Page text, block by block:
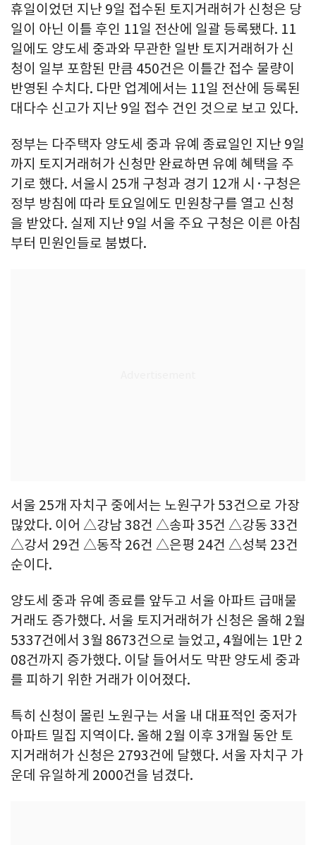
휴일이었던 지난 9일 접수된 토지거래허가 신청은 당
일이 아닌 이틀 후인 11일 전산에 일괄 등록됐다. 11
일에도 양도세 중과와 무관한 일반 토지거래허가 신
청이 일부 포함된 만큼 450건은 이틀간 접수 물량이
반영된 수치다. 다만 업계에서는 11일 전산에 등록된
대다수 신고가 지난 9일 접수 건인 것으로 보고 있다.
정부는 다주택자 양도세 중과 유예 종료일인 지난 9일
까지 토지거래허가 신청만 완료하면 유예 혜택을 주
기로 했다. 서울시 25개 구청과 경기 12개 시·구청은
정부 방침에 따라 토요일에도 민원창구를 열고 신청
을 받았다. 실제 지난 9일 서울 주요 구청은 이른 아침
부터 민원인들로 붐볐다.
서울 25개 자치구 중에서는 노원구가 53건으로 가장
많았다. 이어 △강남 38건 △송파 35건 △강동 33건
△강서 29건 △동작 26건 △은평 24건 △성북 23건
순이다.
양도세 중과 유예 종료를 앞두고 서울 아파트 급매물
거래도 증가했다. 서울 토지거래허가 신청은 올해 2월
5337건에서 3월 8673건으로 늘었고, 4월에는 1만 2
08건까지 증가했다. 이달 들어서도 막판 양도세 중과
를 피하기 위한 거래가 이어졌다.
특히 신청이 몰린 노원구는 서울 내 대표적인 중저가
아파트 밀집 지역이다. 올해 2월 이후 3개월 동안 토
지거래허가 신청은 2793건에 달했다. 서울 자치구 가
운데 유일하게 2000건을 넘겼다.